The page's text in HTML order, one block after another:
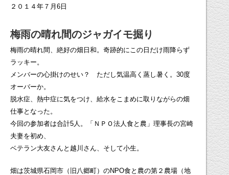
２０１４年７月6日
梅雨の晴れ間のジャガイモ掘り
梅雨の晴れ間、絶好の畑日和。奇跡的にこの日だけ雨降らず
ラッキー。
メンバーの心掛けのせい？ ただし気温高く蒸し暑く。30度
オーバーか。
脱水症、熱中症に気をつけ、給水をこまめに取りながらの畑
仕事となった。
今回の参加者は合計5人。「ＮＰＯ法人食と農」理事長の宮崎
夫妻を初め、
ベテラン大友さんと越川さん、そして小生。
畑は茨城県石岡市（旧八郷町）のNPO食と農の第２農場（地